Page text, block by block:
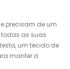
precisam de um
as suas
um tecido de
manter a